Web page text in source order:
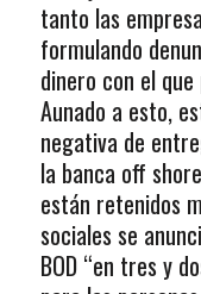
tanto las
formulando
dinero con el
Aunado a esto,
negativa de
la banca off
están retenidos
sociales se
BOD “en tres y